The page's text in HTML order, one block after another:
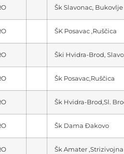
Šk Slavonac, Bukovlje
ŠK Posavac ,Ruščica
Ški Hvidra-Brod,
Šk Posavac,Ruščica
Šk Hvidra-Brod,Sl.
Šk Dama Đakovo
Šk Amater ,Strizivojna